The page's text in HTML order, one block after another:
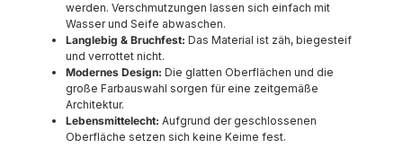
werden. Verschmutzungen lassen sich einfach mit
Wasser und Seife abwaschen.
Langlebig & Bruchfest: Das Material ist zäh, biegesteif
und verrottet nicht.
Modernes Design: Die glatten Oberflächen und die
große Farbauswahl sorgen für eine zeitgemäße
Architektur.
Lebensmittelecht: Aufgrund der geschlossenen
Oberfläche setzen sich keine Keime fest.